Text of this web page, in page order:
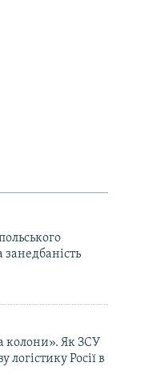
занедбаність
колони». Як ЗСУ
логістику Росії в